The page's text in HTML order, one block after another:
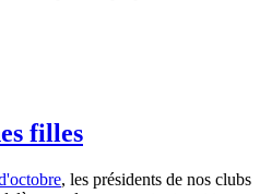
filles
, les présidents de nos clubs